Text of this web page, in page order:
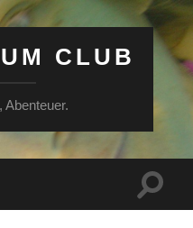
CLUB
Abenteuer.